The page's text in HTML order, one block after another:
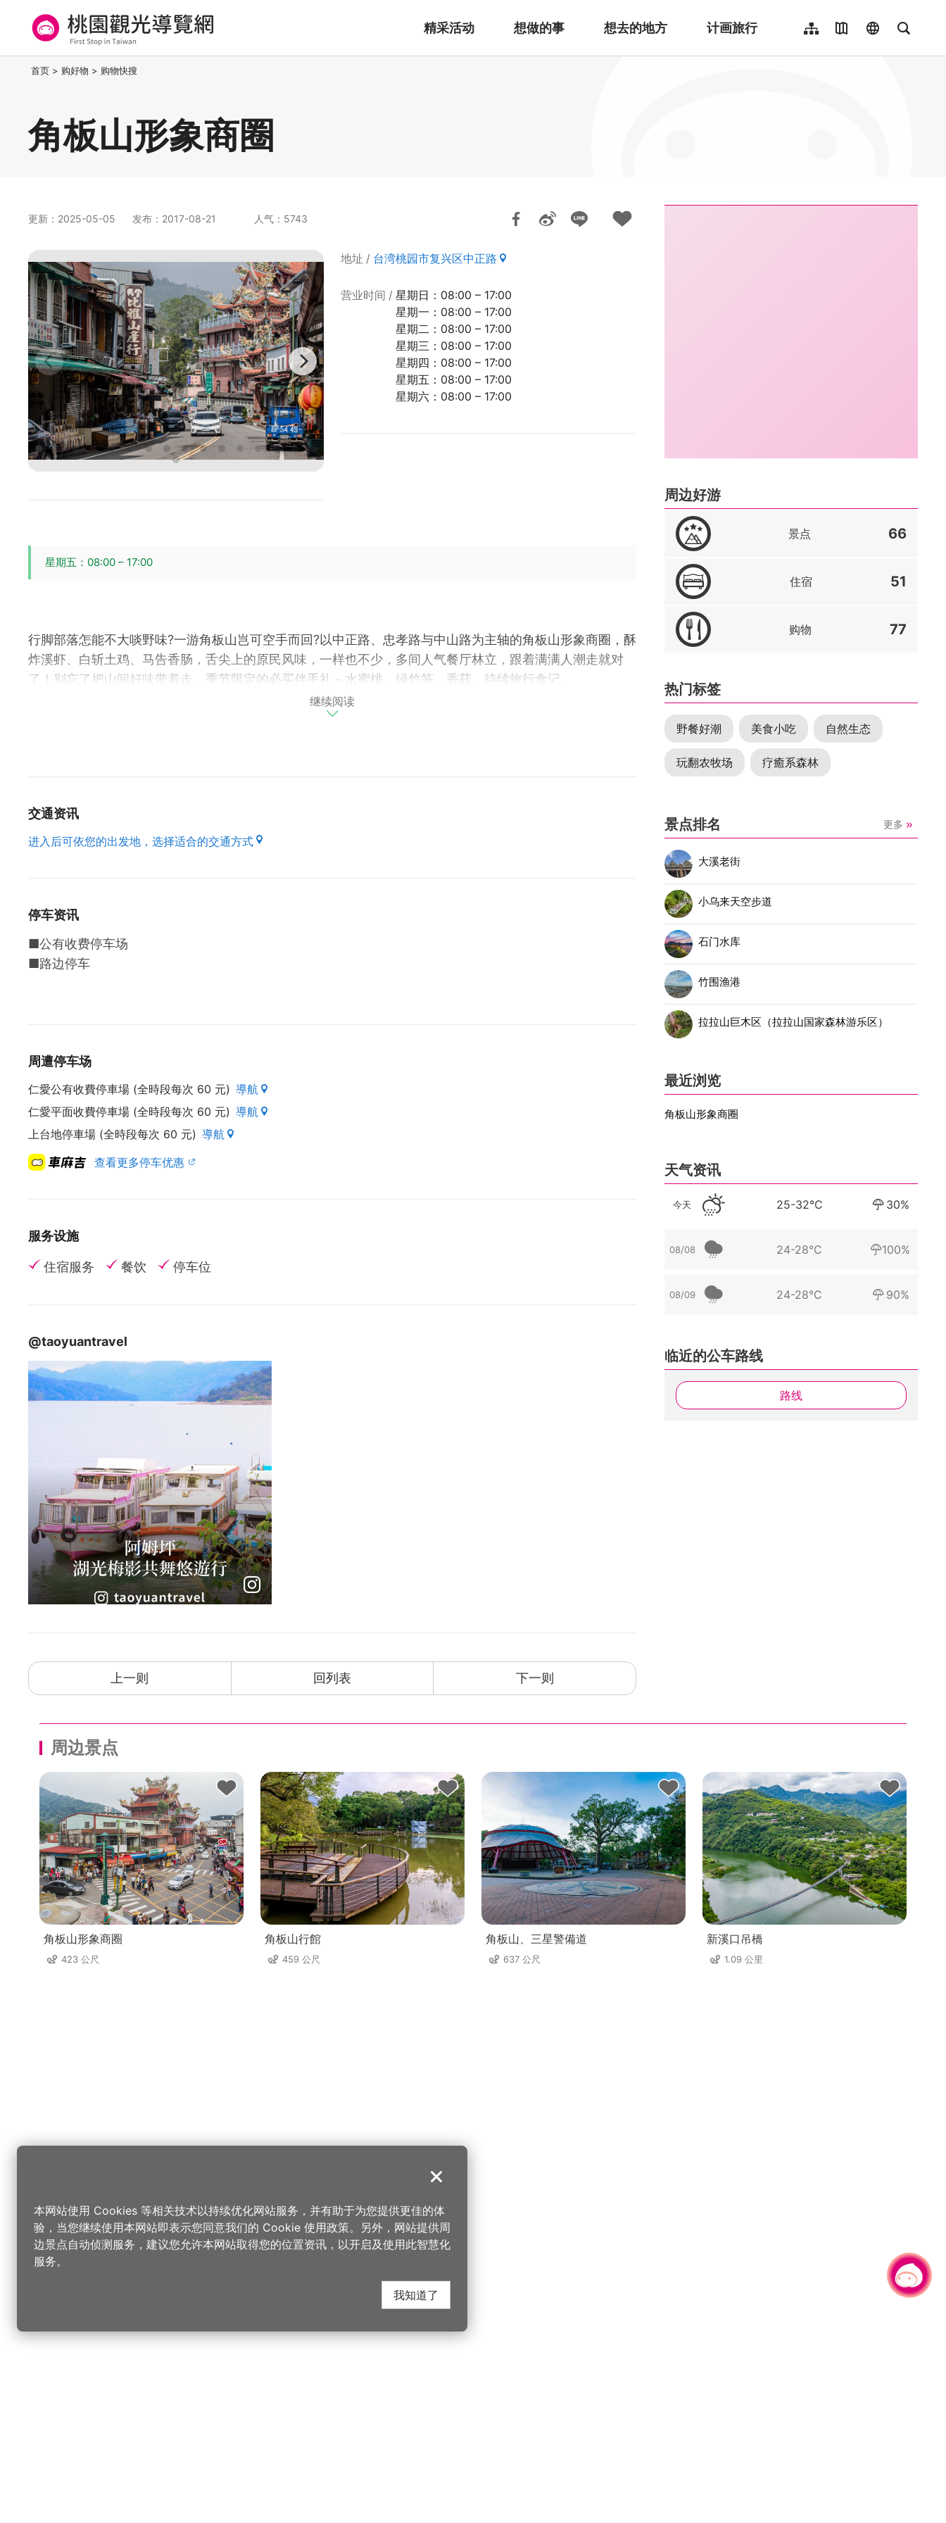
要
桃园观光导览网
精采活动 想做的事 想去的地方 计画旅行
网站导览地图导览language全文检
首页 > 购好物 > 购物快搜
角板山形象商圈
更新：2025-05-05 发布：2017-08-21 人气：5743
地址 台湾桃园市复兴区中正路
营业时间
星期日：08:00 – 17:00
星期一：08:00 – 17:00
星期二：08:00 – 17:00
星期三：08:00 – 17:00
星期四：08:00 – 17:00
星期五：08:00 – 17:00
星期六：08:00 – 17:00
星期五：08:00 – 17:00
行脚部落怎能不大啖野味?一游角板山岂可空手而回?以中正路、忠孝路与中山路为主轴的角板山形象商圈，酥
炸溪虾、白斩土鸡、马告香肠，舌尖上的原民风味，一样也不少，多间人气餐厅林立，跟着满满人潮走就对
了！别忘了把山间好味带着走，季节限定的必买伴手礼－水蜜桃、绿竹笋、香菇，待续旅行食记。
道地的泰雅美食哪里寻?来角板山形象商圈准没错！一家家特色餐馆选用各样复兴区出产食材，用心烹煮成每
一道原民佳肴，煎腌山溪鳟鱼、炒山苏、竹筒饭、烤山猪肉，刚刚好的烹煮时间，成就一种记在脑海深处的味
水蜜桃冰沙！一整颗水蜜桃与鲜奶碰撞出的酸甜、香浓滋味，一入口暑气全消！下山前入手一盒水蜜桃礼盒，
则是永不退烧的食尚流行。原乡特有的小米酒，以传统制法酿出清爽甜味，顺口不带酒精呛辣感，就连女性消
继续阅读
交通资讯
进入后可依您的出发地，选择适合的交通方式
停车资讯
■公有收费停车场
■路边停车
周遭停车场
仁愛公有收費停車場 (全時段每次 60 元) 導航
仁愛平面收費停車場 (全時段每次 60 元) 導航
上台地停車場 (全時段每次 60 元) 導航
查看更多停车优惠
服务设施
住宿服务 餐饮 停车位
@taoyuantravel
上一则 回列表 下一则
:::
周边好游
景点 66
住宿 51
购物 77
热门标签
野餐好潮 美食小吃 自然生态
玩翻农牧场 疗癒系森林
景点排名 更多
大溪老街
小乌来天空步道
石门水库
竹围渔港
拉拉山巨木区（拉拉山国家森林游乐区）
最近浏览
角板山形象商圈
天气资讯
今天 25-32°C 30%
08/08 24-28°C 100%
08/09 24-28°C 90%
临近的公车路线
路线
周边景点
角板山形象商圈
423 公尺
角板山行館
459 公尺
角板山、三星警備道
637 公尺
新溪口吊橋
1.09 公里
关闭
本网站使用 Cookies 等相关技术以持续优化网站服务，并有助于为您提供更佳的体
验，当您继续使用本网站即表示您同意我们的 Cookie 使用政策。另外，网站提供周
边景点自动侦测服务，建议您允许本网站取得您的位置资讯，以开启及使用此智慧化
服务。
我知道了